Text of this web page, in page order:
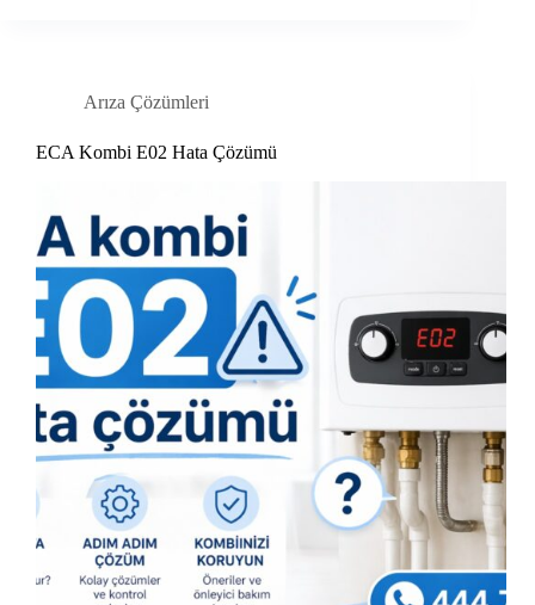
Arıza Çözümleri
ECA Kombi E02 Hata Çözümü